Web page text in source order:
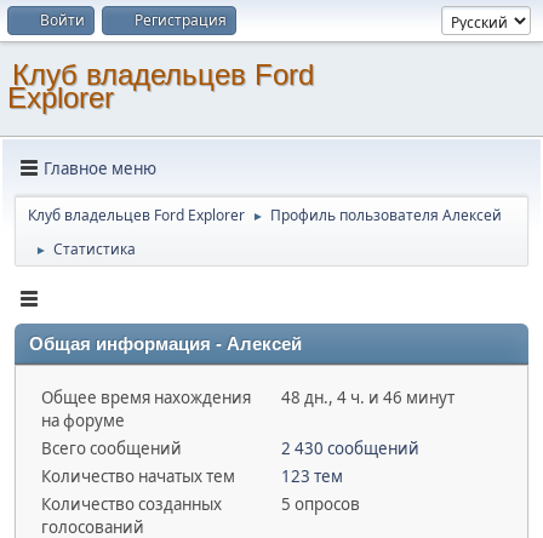
Войти Регистрация
Клуб владельцев Ford
Explorer
Главное меню
Клуб владельцев Ford Explorer ► Профиль пользователя Алексей
► Статистика
Общая информация - Алексей
Общее время нахождения
на форуме
48 дн., 4 ч. и 46 минут
Всего сообщений
2 430 сообщений
Количество начатых тем
123 тем
Количество созданных
голосований
5 опросов